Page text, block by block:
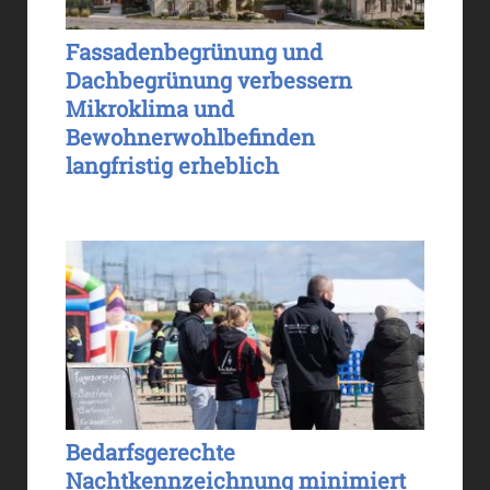
Fassadenbegrünung und
Dachbegrünung verbessern
Mikroklima und
Bewohnerwohlbefinden
langfristig erheblich
Bedarfsgerechte
Nachtkennzeichnung minimiert